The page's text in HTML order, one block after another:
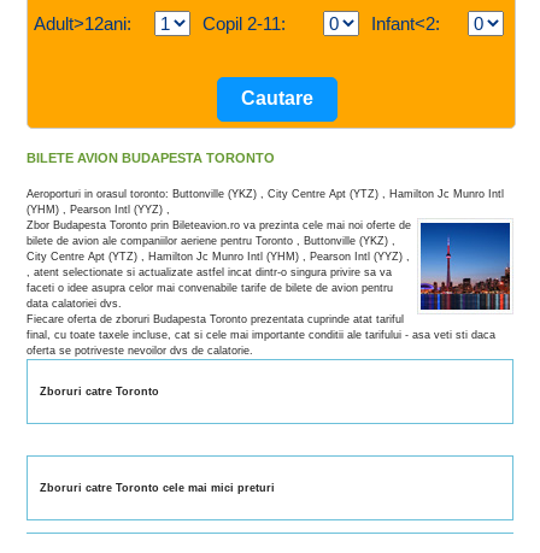
Adult>12ani: Copil 2-11: Infant<2:
BILETE AVION BUDAPESTA TORONTO
Aeroporturi in orasul toronto: Buttonville (YKZ) , City Centre Apt (YTZ) , Hamilton Jc Munro Intl
(YHM) , Pearson Intl (YYZ) ,
Zbor Budapesta Toronto prin Bileteavion.ro va prezinta cele mai noi oferte de
bilete de avion ale companiilor aeriene pentru Toronto , Buttonville (YKZ) ,
City Centre Apt (YTZ) , Hamilton Jc Munro Intl (YHM) , Pearson Intl (YYZ) ,
, atent selectionate si actualizate astfel incat dintr-o singura privire sa va
faceti o idee asupra celor mai convenabile tarife de bilete de avion pentru
data calatoriei dvs.
Fiecare oferta de zboruri Budapesta Toronto prezentata cuprinde atat tariful
final, cu toate taxele incluse, cat si cele mai importante conditii ale tarifului - asa veti sti daca
oferta se potriveste nevoilor dvs de calatorie.
Zboruri catre Toronto
Zboruri catre Toronto cele mai mici preturi